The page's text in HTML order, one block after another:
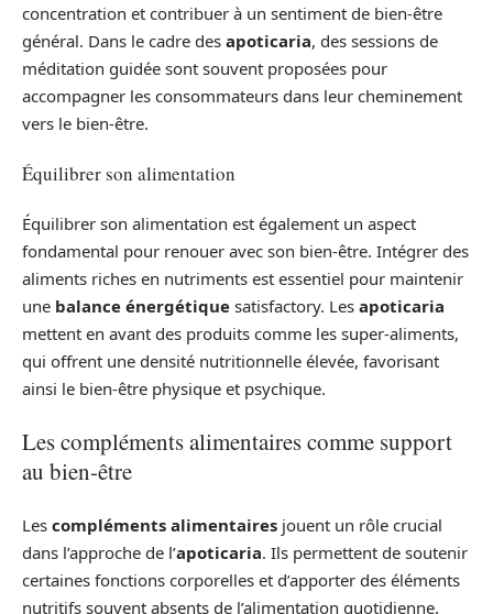
concentration et contribuer à un sentiment de bien-être
général. Dans le cadre des apoticaria, des sessions de
méditation guidée sont souvent proposées pour
accompagner les consommateurs dans leur cheminement
vers le bien-être.
Équilibrer son alimentation
Équilibrer son alimentation est également un aspect
fondamental pour renouer avec son bien-être. Intégrer des
aliments riches en nutriments est essentiel pour maintenir
une balance énergétique satisfactory. Les apoticaria
mettent en avant des produits comme les super-aliments,
qui offrent une densité nutritionnelle élevée, favorisant
ainsi le bien-être physique et psychique.
Les compléments alimentaires comme support
au bien-être
Les compléments alimentaires jouent un rôle crucial
dans l’approche de l’apoticaria. Ils permettent de soutenir
certaines fonctions corporelles et d’apporter des éléments
nutritifs souvent absents de l’alimentation quotidienne.